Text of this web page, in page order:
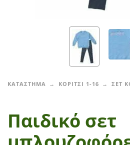
ΚΑΤΑΣΤΗΜΑ ΚΟΡΙΤΣΙ 1-16 ΣΕΤ
Παιδικό σετ